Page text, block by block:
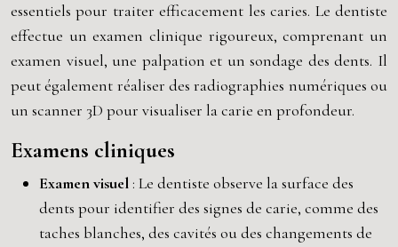
essentiels pour traiter efficacement les caries. Le dentiste
effectue un examen clinique rigoureux, comprenant un
examen visuel, une palpation et un sondage des dents. Il
peut également réaliser des radiographies numériques ou
un scanner 3D pour visualiser la carie en profondeur.
Examens cliniques
Examen visuel : Le dentiste observe la surface des
dents pour identifier des signes de carie, comme des
taches blanches, des cavités ou des changements de